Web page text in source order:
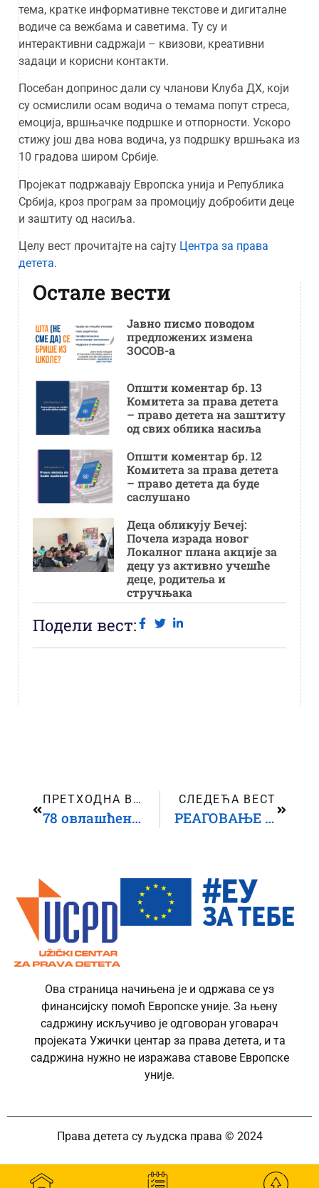
тема, кратке информативне текстове и дигиталне
водиче са вежбама и саветима. Ту су и
интерактивни садржаји – квизови, креативни
задаци и корисни контакти.
Посебан допринос дали су чланови Клуба ДX, који
су осмислили осам водича о темама попут стреса,
емоција, вршњачке подршке и отпорности. Ускоро
стижу још два нова водича, уз подршку вршњака из
10 градова широм Србије.
Пројекат подржавају Европска унија и Република
Србија, кроз програм за промоцију добробити деце
и заштиту од насиља.
Целу вест прочитајте на сајту Центра за права
детета.
Остале вести
Јавно писмо поводом
предложених измена
ЗОСОВ-а
Општи коментар бр. 13
Комитета за права детета
– право детета на заштиту
од свих облика насиља
Општи коментар бр. 12
Комитета за права детета
– право детета да буде
саслушано
Деца обликују Бечеј:
Почела израда новог
Локалног плана акције за
децу уз активно учешће
деце, родитеља и
стручњака
Подели вест:
ПРЕТХОДНА ВЕСТ
78 овлашћених предлагача, 16 кандидата и кандидаткиња до сада иступило из процеса избора чланова Савета РЕМ-а
СЛЕДЕЋА ВЕСТ
РЕАГОВАЊЕ МРЕЖЕ ОРГАНИЗАЦИЈА ЗА ДЕЦУ СРБИЈЕ (МОДС) поводом репресије над малолетницима и употребе силе према деци
Ова страница начињена је и одржава се уз
финансијску помоћ Европске уније. За њену
садржину искључиво је одговоран уговарач
пројеката Ужички центар за права детета, и та
садржина нужно не изражава ставове Европске
уније.
Права детета су људска права © 2024